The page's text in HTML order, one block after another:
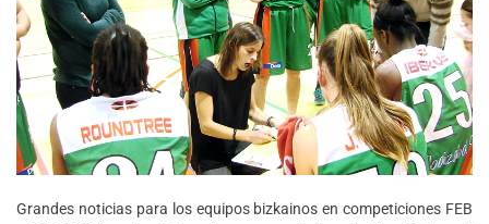
Grandes noticias para los equipos bizkainos en competiciones FEB